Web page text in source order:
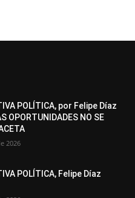
POLÍTICA, por Felipe Díaz
OPORTUNIDADES NO SE
2026
POLÍTICA, Felipe Díaz